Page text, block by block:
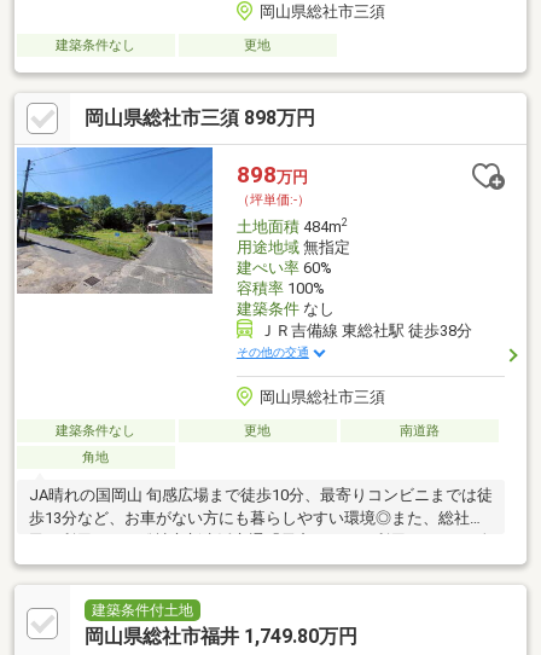
岡山県総社市三須
建築条件なし 更地
岡山県総社市三須 898万円
898万円
（坪単価:-）
土地面積484m2
用途地域無指定
建ぺい率60%
容積率100%
建築条件なし
ＪＲ吉備線 東総社駅 徒歩38分
その他の交通
岡山県総社市三須
建築条件なし 更地
南道路
角地
JA晴れの国岡山 旬感広場まで徒歩10分、最寄りコンビニまでは徒
歩13分など、お車がない方にも暮らしやすい環境◎また、総社市
1乗車300円（2026年現在の価格）の予約型で乗合方式の乗り物
も！詳しくはお問い合わせくださいませ♪
建築条件付土地
岡山県総社市福井 1,749.80万円